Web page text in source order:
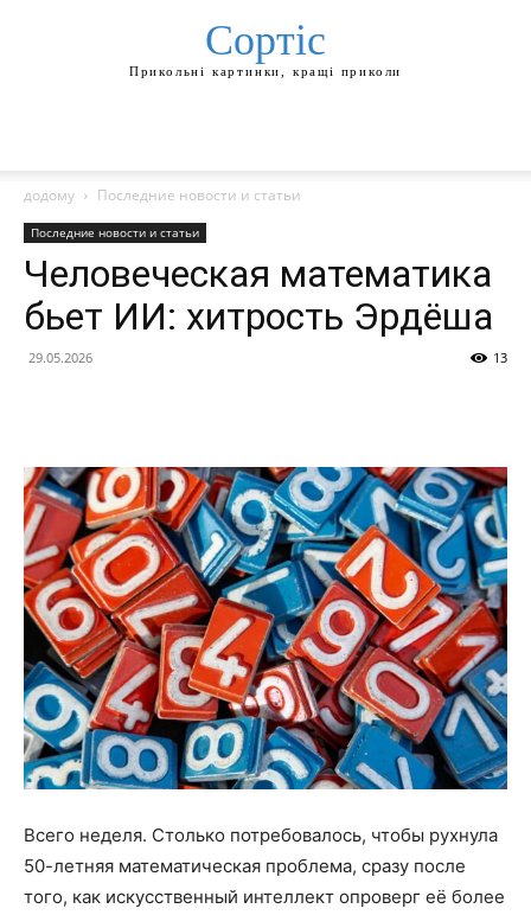
Сортіс
Прикольні картинки, кращі приколи
додому Последние новости и статьи
Последние новости и статьи
Человеческая математика
бьет ИИ: хитрость Эрдёша
29.05.2026 13
Всего неделя. Столько потребовалось, чтобы рухнула
50-летняя математическая проблема, сразу после
того, как искусственный интеллект опроверг её более